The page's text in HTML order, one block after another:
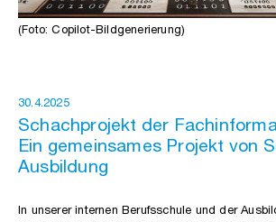
(Foto: Copilot-Bildgenerierung)
30.4.2025
Schachprojekt der
Ein gemeinsames Projekt von
Ausbildung
In unserer internen Berufsschule und der